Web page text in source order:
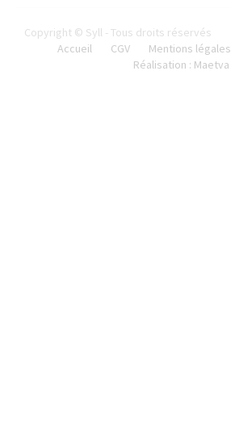
Copyright © Syll - Tous droits réservés
Accueil
CGV Mentions légales
Réalisation : Maetva